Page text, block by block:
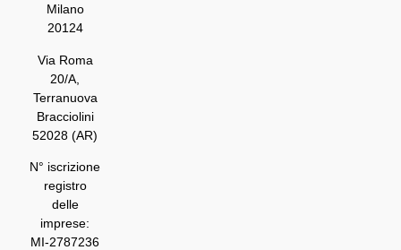
Milano
20124
Via Roma
20/A,
Terranuova
Bracciolini
52028 (AR)
N° iscrizione
registro
delle
imprese:
MI-2787236